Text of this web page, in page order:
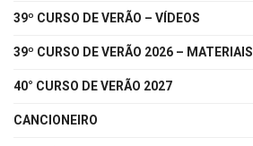
39º CURSO DE VERÃO – VÍDEOS
39º CURSO DE VERÃO 2026 – MATERIAIS
40° CURSO DE VERÃO 2027
CANCIONEIRO